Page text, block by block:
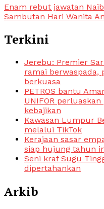
Enam rebut jawatan
Sambutan Hari Wanita
Terkini
Jerebu: Premier
ramai berwaspada,
berkuasa
PETROS bantu
UNIFOR
kebajikan
Kawasan Lumpur
melalui TikTok
Kerajaan sasar
siap hujung tahun
Seni kraf Sugu
dipertahankan
Arkib